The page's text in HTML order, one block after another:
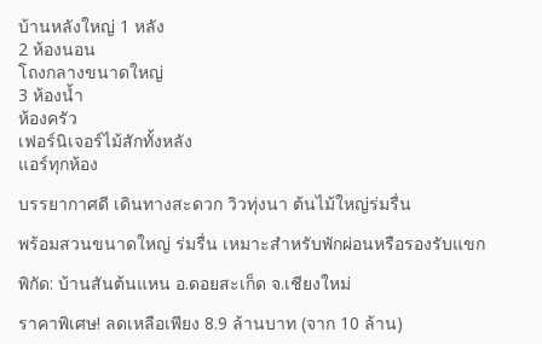
บ้านหลังใหญ่ 1 หลัง
2 ห้องนอน
โถงกลางขนาดใหญ่
3 ห้องน้ำ
ห้องครัว
เฟอร์นิเจอร์ไม้สักทั้งหลัง
แอร์ทุกห้อง
บรรยากาศดี เดินทางสะดวก วิวทุ่งนา ต้นไม้ใหญ่ร่มรื่น
พร้อมสวนขนาดใหญ่ ร่มรื่น เหมาะสำหรับพักผ่อนหรือรองรับแขก
พิกัด: บ้านสันต้นแหน อ.ดอยสะเก็ด จ.เชียงใหม่
ราคาพิเศษ! ลดเหลือเพียง 8.9 ล้านบาท (จาก 10 ล้าน)